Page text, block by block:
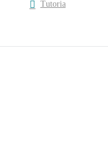
Tutoria